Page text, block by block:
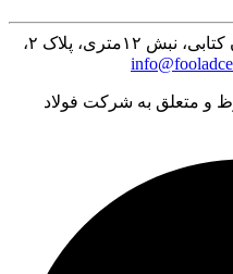
تهران، قیطریه، میدان کتابی، خیابان کتابی، نبش ۱۲متری، پلاک ۲،
و متعلق به شرکت فولاد